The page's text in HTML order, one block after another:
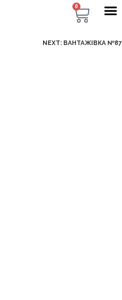
0
NEXT: ВАНТАЖІВКА №87